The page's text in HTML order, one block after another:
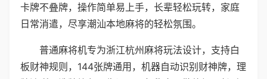
卡牌不叠牌，操作简单易上手，长辈轻松玩转，家庭
日常消遣，尽享潮汕本地麻将的轻松氛围。
普通麻将机专为浙江杭州麻将玩法设计，支持白
板财神规则，144张牌通用，机器自动识别财神牌，理